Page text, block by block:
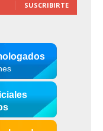
SUSCRIBIRTE